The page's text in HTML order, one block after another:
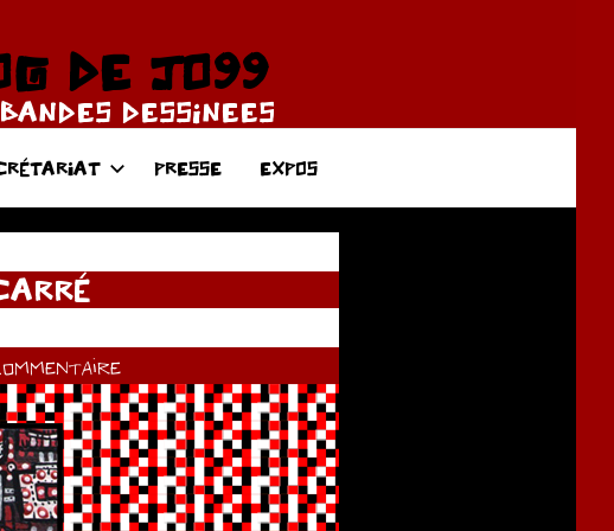
DE JO99
DESSINEES
PRESSE EXPOS